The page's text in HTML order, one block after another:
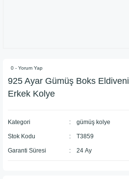
0 - Yorum Yap
925 Ayar ​Gümüş Boks Eldiveni
Erkek Kolye
Kategori gümüş kolye
Stok Kodu T3859
Garanti Süresi 24 Ay